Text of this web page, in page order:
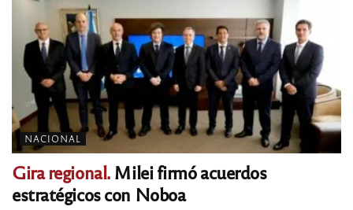
NACIONAL
Gira regional.Milei firmó acuerdos
estratégicos con Noboa